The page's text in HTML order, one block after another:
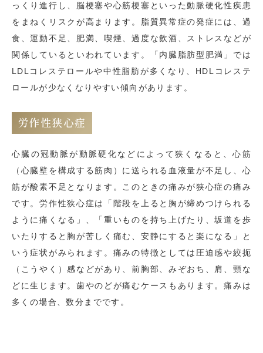
っくり進行し、脳梗塞や心筋梗塞といった動脈硬化性疾患
をまねくリスクが高まります。脂質異常症の発症には、過
食、運動不足、肥満、喫煙、過度な飲酒、ストレスなどが
関係しているといわれています。「内臓脂肪型肥満」では
LDLコレステロールや中性脂肪が多くなり、HDLコレステ
ロールが少なくなりやすい傾向があります。
労作性狭心症
心臓の冠動脈が動脈硬化などによって狭くなると、心筋
（心臓壁を構成する筋肉）に送られる血液量が不足し、心
筋が酸素不足となります。このときの痛みが狭心症の痛み
です。労作性狭心症は「階段を上ると胸が締めつけられる
ように痛くなる」、「重いものを持ち上げたり、坂道を歩
いたりすると胸が苦しく痛む、安静にすると楽になる」と
いう症状がみられます。痛みの特徴としては圧迫感や絞扼
（こうやく）感などがあり、前胸部、みぞおち、肩、頸な
どに生じます。歯やのどが痛むケースもあります。痛みは
多くの場合、数分までです。